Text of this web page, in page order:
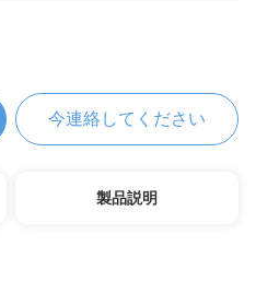
今連絡してください
製品説明